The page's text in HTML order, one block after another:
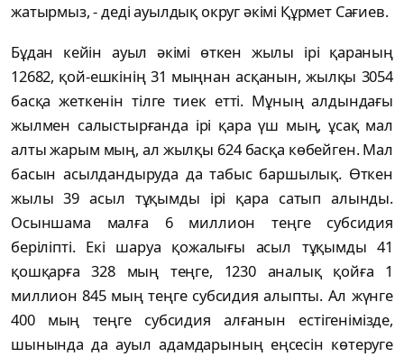
жатырмыз, - деді ауылдық округ әкімі Құрмет Сағиев.
Бұдан кейін ауыл әкімі өткен жылы ірі қараның
12682, қой-ешкінің 31 мыңнан асқанын, жылқы 3054
басқа жеткенін тілге тиек етті. Мұның алдындағы
жылмен салыстырғанда ірі қара үш мың, ұсақ мал
алты жарым мың, ал жылқы 624 басқа көбейген. Мал
басын асылдандыруда да табыс баршылық. Өткен
жылы 39 асыл тұқымды ірі қара сатып алынды.
Осыншама малға 6 миллион теңге субсидия
беріліпті. Екі шаруа қожалығы асыл тұқымды 41
қошқарға 328 мың теңге, 1230 аналық қойға 1
миллион 845 мың теңге субсидия алыпты. Ал жүнге
400 мың теңге субсидия алғанын естігенімізде,
шынында да ауыл адамдарының еңсесін көтеруге